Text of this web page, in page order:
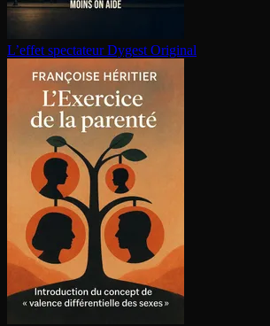
L’effet spectateur Dygest Original